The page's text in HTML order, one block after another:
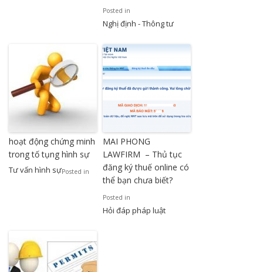
Posted in
Nghị định - Thông tư
hoạt động chứng minh
trong tố tụng hình sự
Posted in
Tư vấn hình sự
MAI PHONG
LAWFIRM – Thủ tục
đăng ký thuế online có
thể bạn chưa biết?
Posted in
Hỏi đáp pháp luật